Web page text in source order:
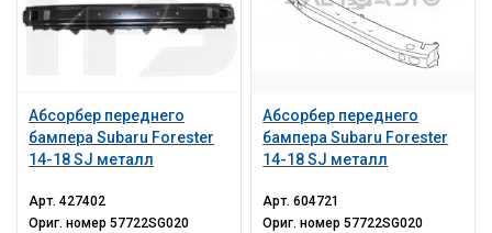
Абсорбер переднего
бампера Subaru Forester
14-18 SJ металл
Арт.427402
Ориг. номер57722SG020
Абсорбер переднего
бампера Subaru Forester
14-18 SJ металл
Арт.604721
Ориг. номер57722SG020